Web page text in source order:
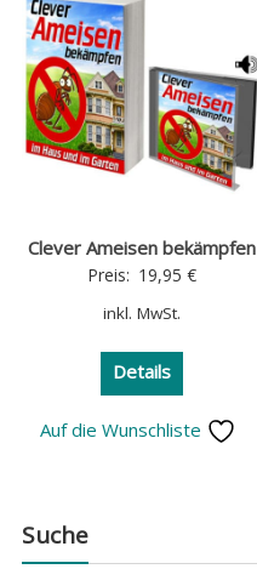
Clever Ameisen bekämpfen
Preis: 19,95 €
inkl. MwSt.
Details
Auf die Wunschliste
Suche